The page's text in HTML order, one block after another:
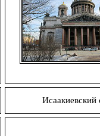
Исаакиевский